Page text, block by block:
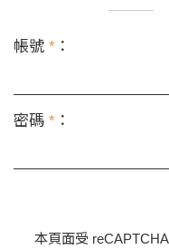
帳號 * ：
密碼 * ：
本頁面受